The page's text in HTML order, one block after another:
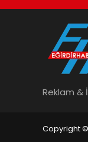
Reklam &
Copyright ©